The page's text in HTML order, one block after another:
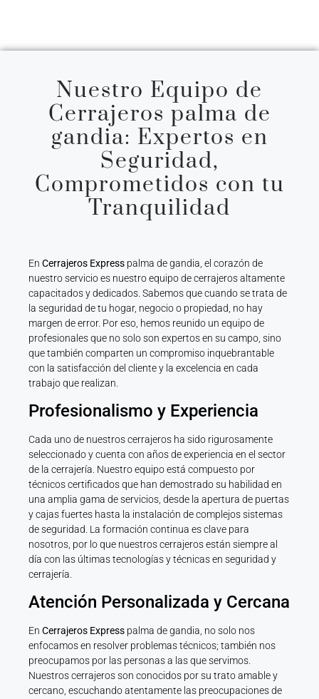
Nuestro Equipo de
Cerrajeros palma de
gandia: Expertos en
Seguridad,
Comprometidos con tu
Tranquilidad
En Cerrajeros Express palma de gandia, el corazón de
nuestro servicio es nuestro equipo de cerrajeros altamente
capacitados y dedicados. Sabemos que cuando se trata de
la seguridad de tu hogar, negocio o propiedad, no hay
margen de error. Por eso, hemos reunido un equipo de
profesionales que no solo son expertos en su campo, sino
que también comparten un compromiso inquebrantable
con la satisfacción del cliente y la excelencia en cada
trabajo que realizan.
Profesionalismo y Experiencia
Cada uno de nuestros cerrajeros ha sido rigurosamente
seleccionado y cuenta con años de experiencia en el sector
de la cerrajería. Nuestro equipo está compuesto por
técnicos certificados que han demostrado su habilidad en
una amplia gama de servicios, desde la apertura de puertas
y cajas fuertes hasta la instalación de complejos sistemas
de seguridad. La formación continua es clave para
nosotros, por lo que nuestros cerrajeros están siempre al
día con las últimas tecnologías y técnicas en seguridad y
cerrajería.
Atención Personalizada y Cercana
En Cerrajeros Express palma de gandia, no solo nos
enfocamos en resolver problemas técnicos; también nos
preocupamos por las personas a las que servimos.
Nuestros cerrajeros son conocidos por su trato amable y
cercano, escuchando atentamente las preocupaciones de